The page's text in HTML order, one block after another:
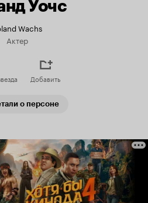
Уочс
Wachs
Актер
Добавить
о персоне